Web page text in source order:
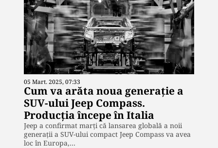
05 Mart. 2025, 07:33
Cum va arăta noua generaţie a
SUV-ului Jeep Compass.
Producţia începe în Italia
Jeep a confirmat marţi că lansarea globală a noii
generaţii a SUV-ului compact Jeep Compass va avea
loc în Europa,…